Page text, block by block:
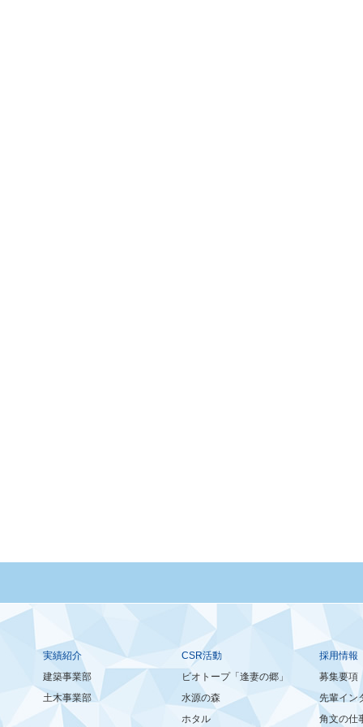
実績紹介
建築事業部
土木事業部
CSR活動
ビオトープ「逢妻の郷」
水源の森
ホタル
採用情報
募集要項
先輩イン
角文の仕